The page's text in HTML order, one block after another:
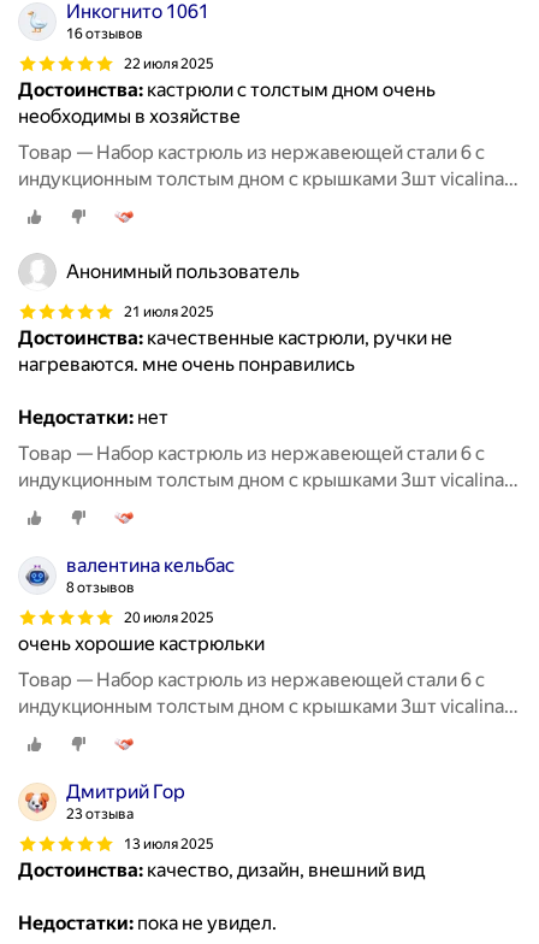
Инкогнито 1061
16 отзывов
22 июля 2025
Достоинства: кастрюли с толстым дном очень
необходимы в хозяйстве
Товар — Набор кастрюль из нержавеющей стали 6 с
индукционным толстым дном с крышками 3шт vicalina
из нержавейки для приготовлени
Анонимный пользователь
21 июля 2025
Достоинства: качественные кастрюли, ручки не
нагреваются. мне очень понравились
Недостатки: нет
Товар — Набор кастрюль из нержавеющей стали 6 с
индукционным толстым дном с крышками 3шт vicalina
из нержавейки для приготовлени
валентина кельбас
8 отзывов
20 июля 2025
очень хорошие кастрюльки
Товар — Набор кастрюль из нержавеющей стали 6 с
индукционным толстым дном с крышками 3шт vicalina
из нержавейки для приготовлени
Дмитрий Гор
23 отзыва
13 июля 2025
Достоинства: качество, дизайн, внешний вид
Недостатки: пока не увидел.